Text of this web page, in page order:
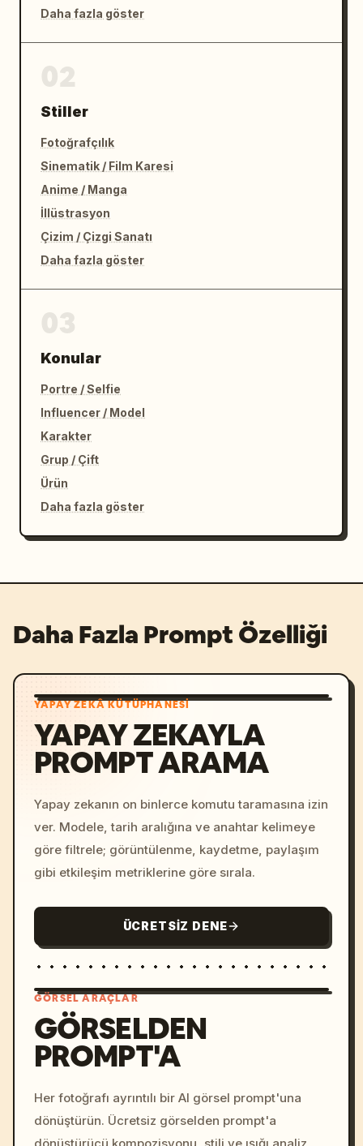
Daha fazla göster
Stiller
Fotoğrafçılık
Sinematik / Film Karesi
Anime / Manga
İllüstrasyon
Çizim / Çizgi Sanatı
Daha fazla göster
Konular
Portre / Selfie
Influencer / Model
Karakter
Grup / Çift
Ürün
Daha fazla göster
Daha Fazla Prompt Özelliği
YAPAY ZEKÂ KÜTÜPHANESI
YAPAY ZEKAYLA
PROMPT ARAMA
Yapay zekanın on binlerce komutu taramasına izin
ver. Modele, tarih aralığına ve anahtar kelimeye
göre filtrele; görüntülenme, kaydetme, paylaşım
gibi etkileşim metriklerine göre sırala.
ÜCRETSIZ DENE
colors, 8k --v 6.0
GÖRSEL ARAÇLAR
GÖRSELDEN
PROMPT'A
Her fotoğrafı ayrıntılı bir AI görsel prompt'una
dönüştürün. Ücretsiz görselden prompt'a